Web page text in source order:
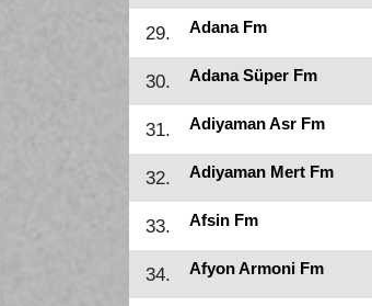
29. Adana Fm
30. Adana Süper Fm
31. Adiyaman Asr Fm
32. Adiyaman Mert Fm
33. Afsin Fm
34. Afyon Armoni Fm